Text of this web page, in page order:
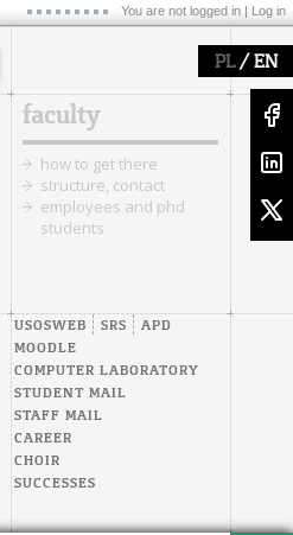
You are not logged in | Log in
PL/ EN
faculty
how to get there
structure, contact
employees and phd
students
USOSWEB SRS
APD
MOODLE
COMPUTER LABORATORY
STUDENT MAIL
STAFF MAIL
CAREER
CHOIR
SUCCESSES